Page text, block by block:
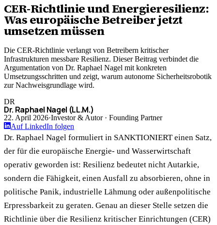
CER-Richtlinie und Energieresilienz:
Was europäische Betreiber jetzt
umsetzen müssen
Die CER-Richtlinie verlangt von Betreibern kritischer
Infrastrukturen messbare Resilienz. Dieser Beitrag verbindet die
Argumentation von Dr. Raphael Nagel mit konkreten
Umsetzungsschritten und zeigt, warum autonome Sicherheitsrobotik
zur Nachweisgrundlage wird.
DR
Dr. Raphael Nagel (LL.M.)
22. April 2026·Investor & Autor · Founding Partner
Auf LinkedIn folgen
Dr. Raphael Nagel formuliert in SANKTIONIERT einen Satz,
der für die europäische Energie- und Wasserwirtschaft
operativ geworden ist: Resilienz bedeutet nicht Autarkie,
sondern die Fähigkeit, einen Ausfall zu absorbieren, ohne in
politische Panik, industrielle Lähmung oder außenpolitische
Erpressbarkeit zu geraten. Genau an dieser Stelle setzen die
Richtlinie über die Resilienz kritischer Einrichtungen (CER)